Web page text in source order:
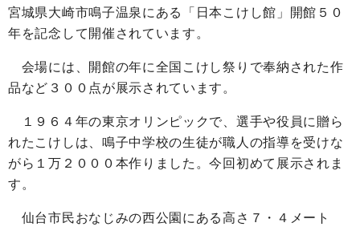
宮城県大崎市鳴子温泉にある「日本こけし館」開館５０
年を記念して開催されています。
会場には、開館の年に全国こけし祭りで奉納された作
品など３００点が展示されています。
１９６４年の東京オリンピックで、選手や役員に贈ら
れたこけしは、鳴子中学校の生徒が職人の指導を受けな
がら１万２０００本作りました。今回初めて展示されま
す。
仙台市民おなじみの西公園にある高さ７・４メート